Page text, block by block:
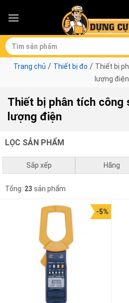
Tìm
kiếm:
Trang chủ / Thiết bị đo / Thiết bị
lượng điện
Thiết bị phân tích công
lượng điện
LỌC SẢN PHẨM
Sắp xếp
Mặc định
Giá thấp đến cao
Giá cao đến thấp
Hãng
Hioki
0₫-1.000.000₫
-3.000.000
3.000.000 ₫ 10.000.000 ₫
10.000.000₫ 38.178.000
Tổng: 23 sản phẩm
-5%